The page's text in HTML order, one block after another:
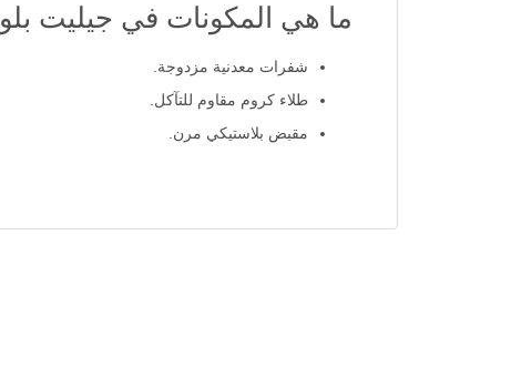
ما هي المكونات في جيليت بلو 2 ماكينة حلاقة قابلة للرمي؟
شفرات معدنية مزدوجة.
طلاء كروم مقاوم للتآكل.
مقبض بلاستيكي مرن.